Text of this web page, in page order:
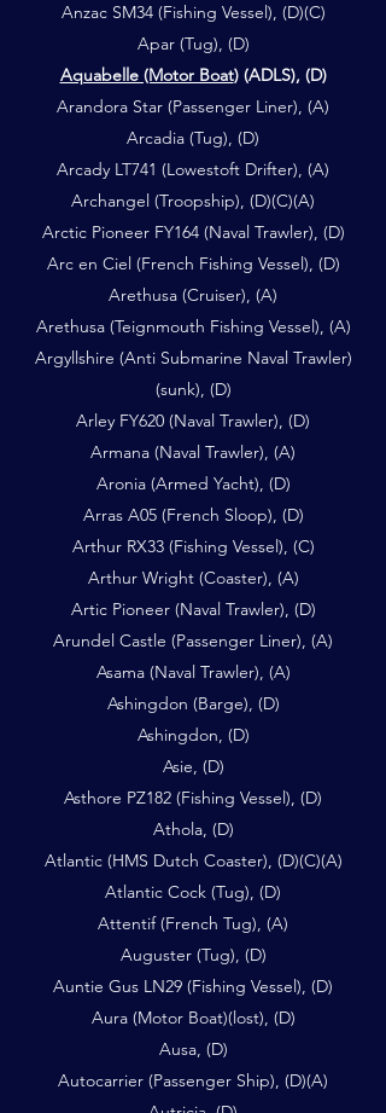
Anzac SM34 (Fishing Vessel), (D)(C)
Apar (Tug), (D)
Aquabelle (Motor Boat) (ADLS), (D)
Arandora Star (Passenger Liner), (A)
Arcadia (Tug), (D)
Arcady LT741 (Lowestoft Drifter), (A)
Archangel (Troopship), (D)(C)(A)
Arctic Pioneer FY164 (Naval Trawler), (D)
Arc en Ciel (French Fishing Vessel), (D)
Arethusa (Cruiser), (A)
Arethusa (Teignmouth Fishing Vessel), (A)
Argyllshire (Anti Submarine Naval Trawler)
(sunk), (D)
Arley FY620 (Naval Trawler), (D)
Armana (Naval Trawler), (A)
Aronia (Armed Yacht), (D)
Arras A05 (French Sloop), (D)
Arthur RX33 (Fishing Vessel), (C)
Arthur Wright (Coaster), (A)
Artic Pioneer (Naval Trawler), (D)
Arundel Castle (Passenger Liner), (A)
Asama (Naval Trawler), (A)
Ashingdon (Barge), (D)
Ashingdon, (D)
Asie, (D)
Asthore PZ182 (Fishing Vessel), (D)
Athola, (D)
Atlantic (HMS Dutch Coaster), (D)(C)(A)
Atlantic Cock (Tug), (D)
Attentif (French Tug), (A)
Auguster (Tug), (D)
Auntie Gus LN29 (Fishing Vessel), (D)
Aura (Motor Boat)(lost), (D)
Ausa, (D)
Autocarrier (Passenger Ship), (D)(A)